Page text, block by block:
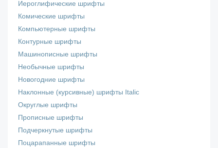
Иероглифические шрифты
Комические шрифты
Компьютерные шрифты
Контурные шрифты
Машинописные шрифты
Необычные шрифты
Новогодние шрифты
Наклонные (курсивные) шрифты Italic
Округлые шрифты
Прописные шрифты
Подчеркнутые шрифты
Поцарапанные шрифты